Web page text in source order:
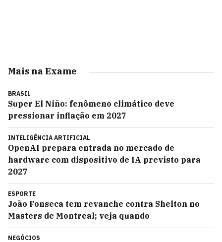
Mais na Exame
BRASIL
Super El Niño: fenômeno climático deve
pressionar inflação em 2027
INTELIGÊNCIA ARTIFICIAL
OpenAI prepara entrada no mercado de
hardware com dispositivo de IA previsto para
2027
ESPORTE
João Fonseca tem revanche contra Shelton no
Masters de Montreal; veja quando
NEGÓCIOS